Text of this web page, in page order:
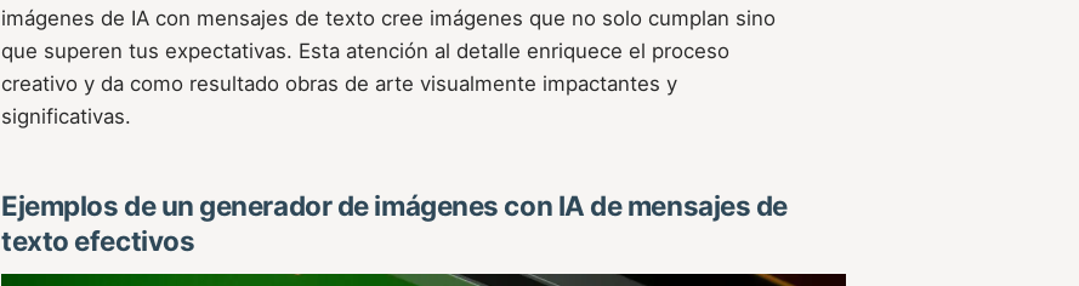
imágenes de IA con mensajes de texto cree imágenes que no solo cumplan sino
que superen tus expectativas. Esta atención al detalle enriquece el proceso
creativo y da como resultado obras de arte visualmente impactantes y
significativas.
Ejemplos de un generador de imágenes con IA de mensajes de
texto efectivos